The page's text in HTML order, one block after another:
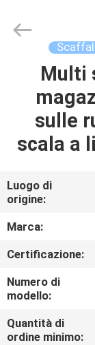
CASA
PRODOTTI
CIRCA
NOI
GIRO
DELLA
FABBRICA
Display
Shelves
Multi
sulle
scala a
Luogo di
origine:
Marca:
Certificazione:
Numero di
modello:
Quantità di
ordine minimo: